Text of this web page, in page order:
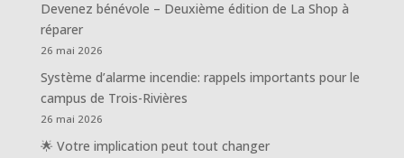
Devenez bénévole – Deuxième édition de La Shop à
réparer
26 mai 2026
Système d’alarme incendie: rappels importants pour le
campus de Trois-Rivières
26 mai 2026
🌟 Votre implication peut tout changer